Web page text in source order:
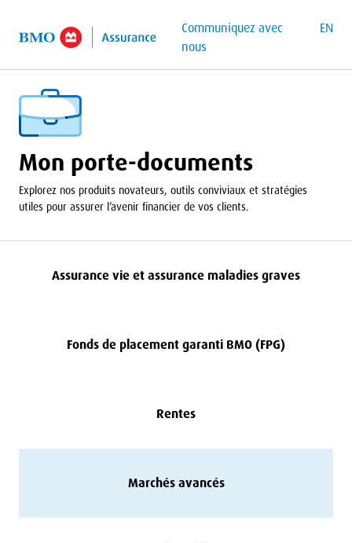
Communiquez avec
nous
EN
Mon porte-documents
Explorez nos produits novateurs, outils conviviaux et stratégies
utiles pour assurer l’avenir financier de vos clients.
Assurance vie et assurance maladies graves
Fonds de placement garanti BMO(FPG)
Rentes
Marchés avancés